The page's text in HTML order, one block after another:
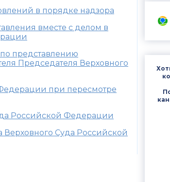
в порядке надзора
вместе с делом в
представлению
Председателя Верховного
при пересмотре
Российской Федерации
Верховного Суда Российской